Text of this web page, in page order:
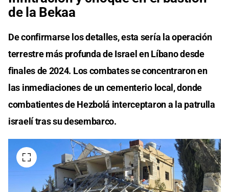
de la Bekaa
De confirmarse los detalles, esta sería la operación
terrestre más profunda de Israel en Líbano desde
finales de 2024. Los combates se concentraron en
las inmediaciones de un cementerio local, donde
combatientes de Hezbolá interceptaron a la patrulla
israelí tras su desembarco.